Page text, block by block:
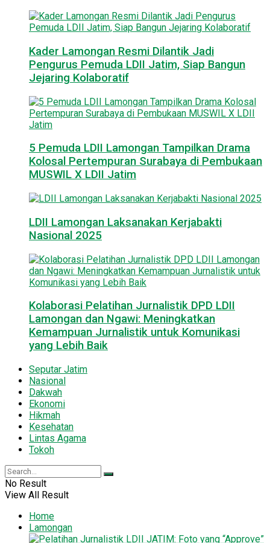
Kader Lamongan Resmi Dilantik Jadi
Pengurus Pemuda LDII Jatim, Siap Bangun
Jejaring Kolaboratif
5 Pemuda LDII Lamongan Tampilkan Drama
Kolosal Pertempuran Surabaya di Pembukaan
MUSWIL X LDII Jatim
LDII Lamongan Laksanakan Kerjabakti
Nasional 2025
Kolaborasi Pelatihan Jurnalistik DPD LDII
Lamongan dan Ngawi: Meningkatkan
Kemampuan Jurnalistik untuk Komunikasi
yang Lebih Baik
Seputar Jatim
Nasional
Dakwah
Ekonomi
Hikmah
Kesehatan
Lintas Agama
Tokoh
No Result
View All Result
Home
Lamongan